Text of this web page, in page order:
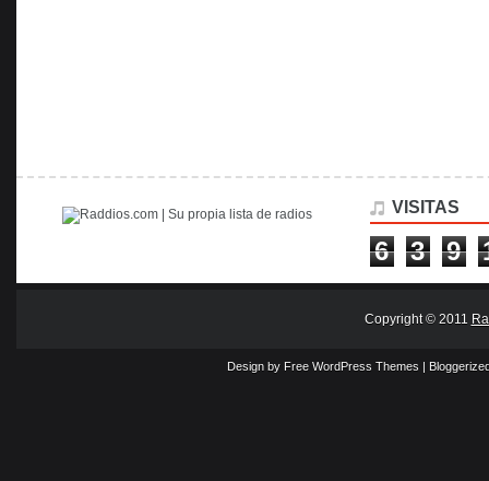
VISITAS
6 3 9
Copyright © 2011
Design by Free WordPress Themes |